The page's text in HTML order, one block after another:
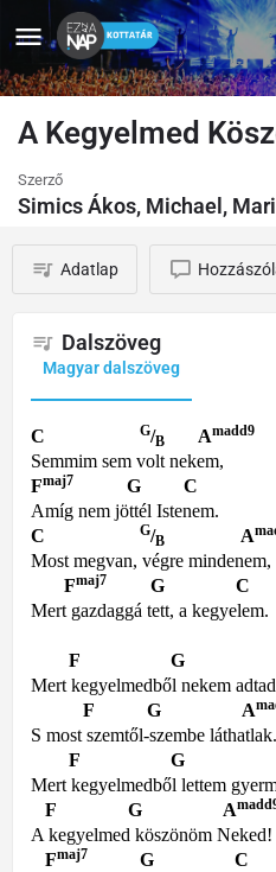
A Kegyelmed
Szerző
Simics Ákos, Michael,
Adatlap
Dalszöveg
Magyar dalszöveg
C G/B Amadd9
Semmim sem volt nekem,
Fmaj7
G C
Amíg nem jöttél Istenem.
C
G/B A
Most megvan, végre mindenem,
Fmaj7
G C
Mert gazdaggá tett, a kegyelem.
F G
Mert kegyelmedből nekem
F G A
S most szemtől-szembe láthatlak.
F G
Mert kegyelmedből lettem
F G A
A kegyelmed köszönöm Neked!
Fmaj7
G C